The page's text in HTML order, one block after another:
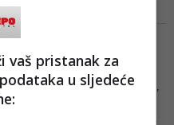
2018. godine, a u cijeli slučaj
uključilo se i Udruženje ''BH
novinari'' nakon što se drugi
sred Dnevnika... Voditel...
Oni su sklonjeni zato što su Srbi,
kaznio jer nisu članovi te partije,
vaš pristanak za
u sljedeće